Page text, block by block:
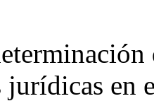
jurídicas en